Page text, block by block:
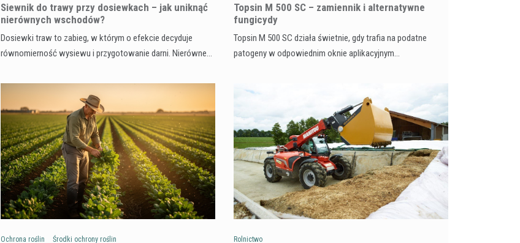
Siewnik do trawy przy dosiewkach – jak uniknąć
nierównych wschodów?
Dosiewki traw to zabieg, w którym o efekcie decyduje
równomierność wysiewu i przygotowanie darni. Nierówne…
Topsin M 500 SC – zamiennik i alternatywne
fungicydy
Topsin M 500 SC działa świetnie, gdy trafia na podatne
patogeny w odpowiednim oknie aplikacyjnym…
Ochrona roślin Środki ochrony roślin Rolnictwo